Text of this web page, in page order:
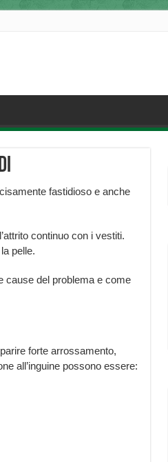
fastidioso e anche
continuo con i vestiti.
pelle.
cause del problema e come
forte arrossamento,
all’inguine possono essere: